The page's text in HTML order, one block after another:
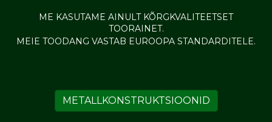
ME KASUTAME AINULT KÕRGKVALITEETSET
TOORAINET.
MEIE TOODANG VASTAB EUROOPA STANDARDITELE.
METALLKONSTRUKTSIOONID